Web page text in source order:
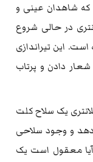
که شاهدان عینی و
در حالی شروع
این تیراندازی
دادن و پرتاب
یک سلاح کلت
و وجود سلاحی
معقول است یک